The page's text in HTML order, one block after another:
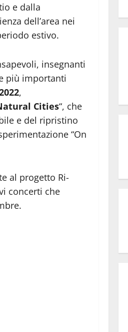
e dalla
dell’area nei
estivo.
insegnanti
più importanti
,
Cities“, che
e del ripristino
“On
al progetto Ri-
concerti che